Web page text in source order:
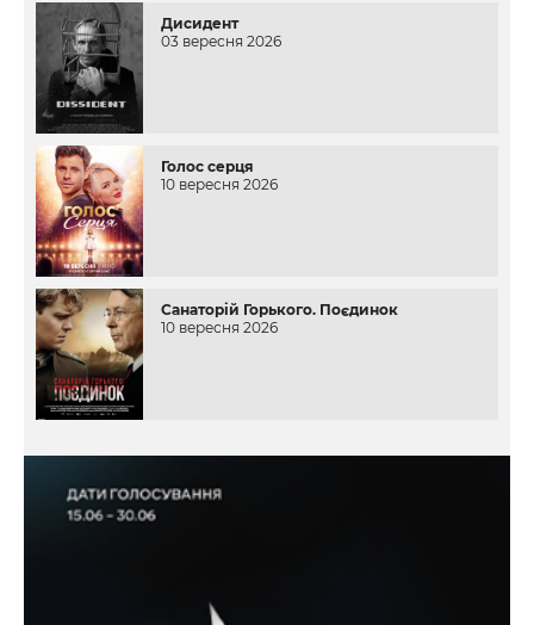
Дисидент
03 вересня 2026
Голос серця
10 вересня 2026
Санаторій Горького. Поєдинок
10 вересня 2026